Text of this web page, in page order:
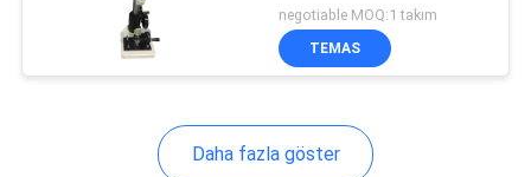
Kask Test Makinası
Çekme Test Cihazı
negotiable MOQ:1 takım
TEMAS
Daha fazla göster